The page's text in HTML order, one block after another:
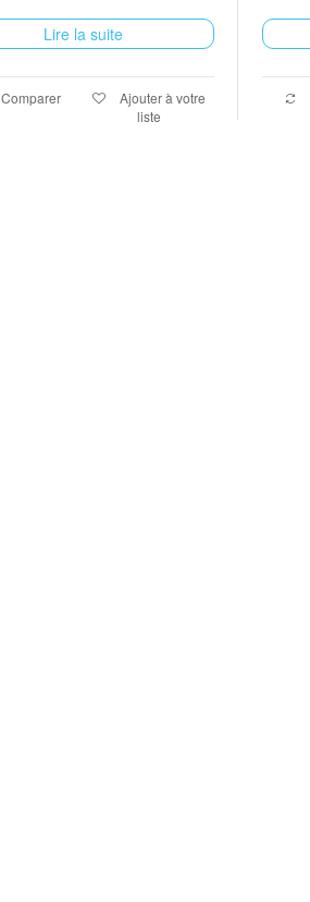
Lire la suite
Comparer
Ajouter à votre
liste